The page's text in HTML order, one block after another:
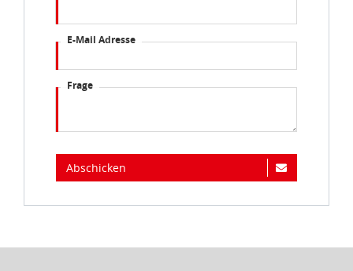
E-Mail Adresse
Frage
Abschicken